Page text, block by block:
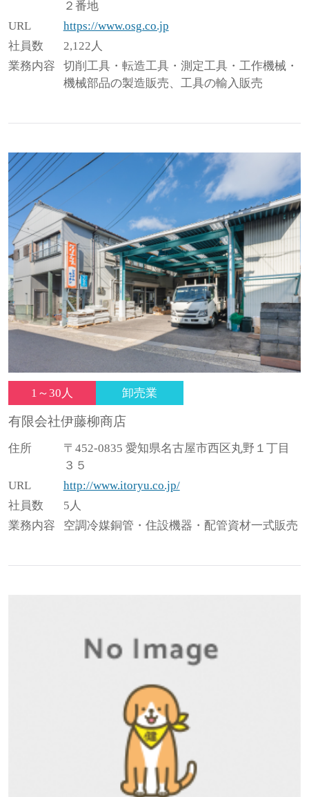
２番地
URL
https://www.osg.co.jp
社員数
2,122人
業務内容
切削工具・転造工具・測定工具・工作機械・
機械部品の製造販売、工具の輸入販売
1～30人 卸売業
有限会社伊藤柳商店
住所
〒452-0835 愛知県名古屋市西区丸野１丁目
３５
URL
http://www.itoryu.co.jp/
社員数
5人
業務内容
空調冷媒銅管・住設機器・配管資材一式販売